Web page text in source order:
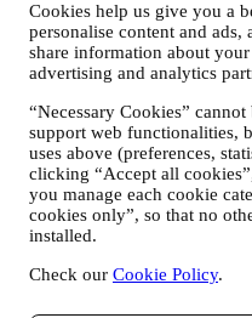
Cookies help us give you a
personalise content and
share information about
advertising and analytics
“Necessary Cookies”
support web functionalities,
uses above (preferences,
clicking “Accept all
you manage each cookie
cookies only”, so that no
installed.
Check our Cookie Policy.
teléfono y dirección de
cuenta de Le Creuset o
suscribirse a nuestras
comunicaciones en la
sus datos de compra,
datos de entrega, datos
la gestión de sus pedidos.
datos sobre su historial
identificadores en línea -
navegador, sistema
que regresa, origen
mediante el uso de